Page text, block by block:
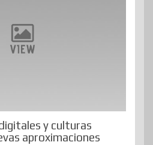
y culturas
aproximaciones